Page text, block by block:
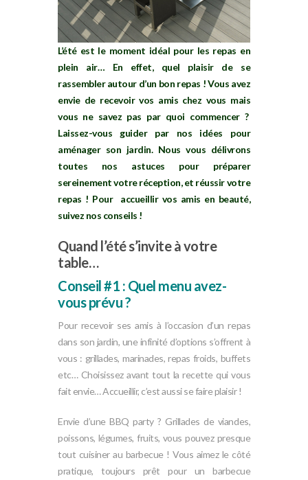
L’été est le moment idéal pour les repas en
plein air… En effet, quel plaisir de se
rassembler autour d’un bon repas ! Vous avez
envie de recevoir vos amis chez vous mais
vous ne savez pas par quoi commencer ?
Laissez-vous guider par nos idées pour
aménager son jardin. Nous vous délivrons
toutes nos astuces pour préparer
sereinement votre réception, et réussir votre
repas ! Pour accueillir vos amis en beauté,
suivez nos conseils !
Quand l’été s’invite à votre
table…
Conseil #1 : Quel menu avez-
vous prévu ?
Pour recevoir ses amis à l’occasion d’un repas
dans son jardin, une infinité d’options s’offrent à
vous : grillades, marinades, repas froids, buffets
etc… Choisissez avant tout la recette qui vous
fait envie… Accueillir, c’est aussi se faire plaisir !
Envie d’une BBQ party ? Grillades de viandes,
poissons, légumes, fruits, vous pouvez presque
tout cuisiner au barbecue ! Vous aimez le côté
pratique, toujours prêt pour un barbecue